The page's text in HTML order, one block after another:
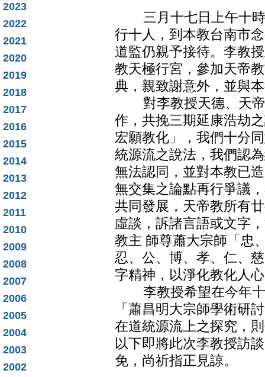
2023
2022
2021
2020
2019
2018
2017
2016
2015
2014
2013
2012
2011
2010
2009
2008
2007
2006
2005
2004
2003
2002
三月十七日上午十時
行十人，到本教台南市
道監仍親予接待。李教
教天極行宮，參加天帝
典，親致謝意外，並與
對李教授天德、天帝
作，共挽三期延康浩劫
宏願教化」，我們十分
統源流之說法，我們認
無法認同，並對本教已
無交集之論點再行爭議
共同發展，天帝教所有
虛談，訴諸言語或文字
教主 師尊蕭大宗師「忠
忍、公、博、孝、仁、
字精神，以淨化教化人
李教授希望在今年十
「蕭昌明大宗師學術研
在道統源流上之探究，
以下即將此次李教授訪
免，尚祈指正見諒。